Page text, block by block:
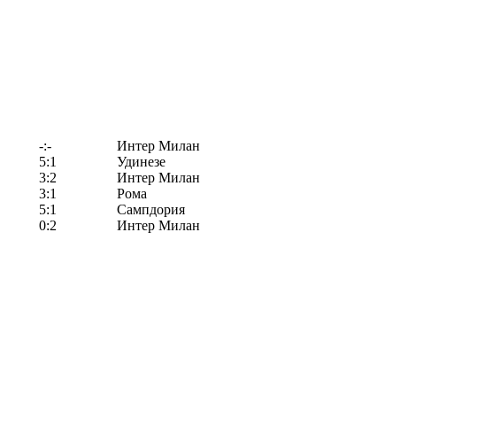
-:-
Интер Милан
5:1
Удинезе
3:2
Интер Милан
3:1
Рома
5:1
Сампдория
0:2
Интер Милан